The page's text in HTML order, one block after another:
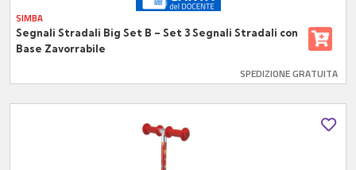
SIMBA
Segnali Stradali Big Set B – Set 3 Segnali Stradali con
Base Zavorrabile
SPEDIZIONE GRATUITA